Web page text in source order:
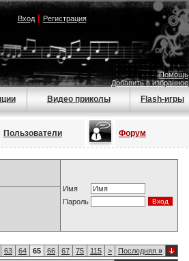
Вход| Регистрация
Помощь
Добавить в избранное
Видео приколы Flash-игры
Пользователи Форум
Имя
Пароль
63 64 65 66 67 75 115 > Последняя »